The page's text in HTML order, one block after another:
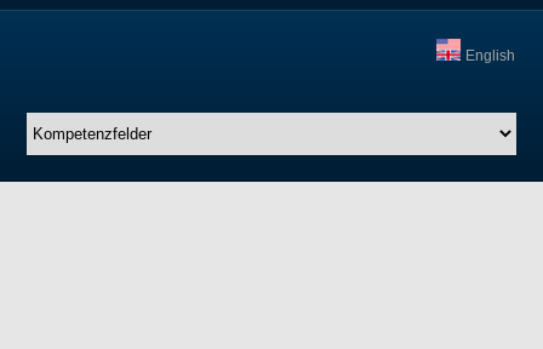
English